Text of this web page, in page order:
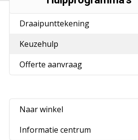
Draaipunttekening
Keuzehulp
Offerte aanvraag
Naar winkel
Informatie centrum